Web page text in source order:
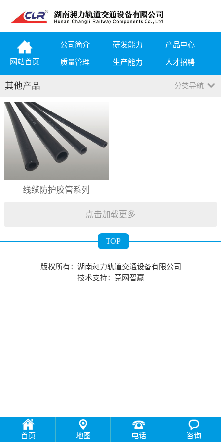
网站首页
公司简介 研发能力 产品中心
质量管理 生产能力 人才招聘
其他产品 分类导航
线缆防护胶管系列
点击加载更多
TOP
版权所有：湖南昶力轨道交通设备有限公司
技术支持： 竞网智赢
首页 地图 电话 咨询